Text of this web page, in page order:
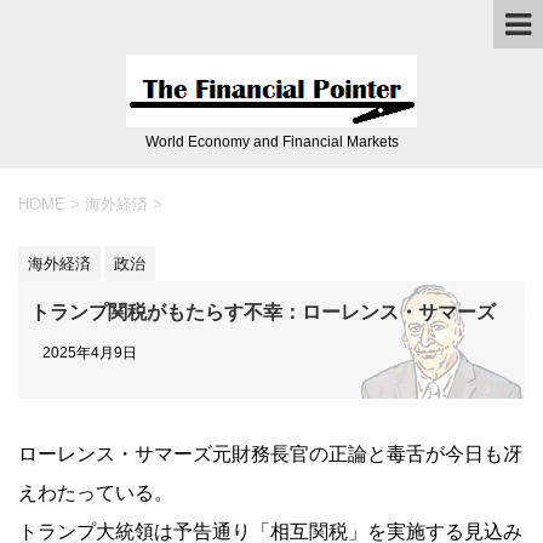
World Economy and Financial Markets
HOME > 海外経済 >
海外経済 政治
トランプ関税がもたらす不幸：ローレンス・サマーズ
2025年4月9日
ローレンス・サマーズ元財務長官の正論と毒舌が今日も冴
えわたっている。
トランプ大統領は予告通り「相互関税」を実施する見込み